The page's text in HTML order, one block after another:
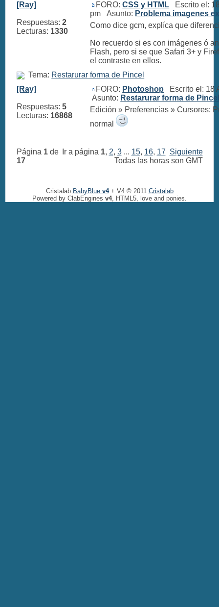
[Ray]
Respuestas:2
Lecturas: 1330
FORO:CSS y HTML Escrito el:
pm Asunto: Problema imagenes
Como dice gcm, explíca que
No recuerdo si es con imágenes ó
Flash, pero si se que Safari 3+ y
el contraste en ellos.
Tema: Restarurar forma de Pincel
[Ray]
Respuestas:5
Lecturas: 16868
FORO: Photoshop Escrito el: 18
Asunto: Restarurar forma de
Edición » Preferencias » Cursores:
normal
Página 1de
17
Ir a página 1, 2, 3... 15, 16, 17 Siguiente
Todas las horas son GMT
Cristalab BabyBlue v4+ V4 © 2011 Cristalab
Powered by ClabEngines v4, HTML5, love and ponies.